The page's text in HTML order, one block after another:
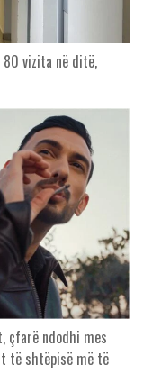
80 vizita në ditë,
çfarë ndodhi mes
të shtëpisë më të